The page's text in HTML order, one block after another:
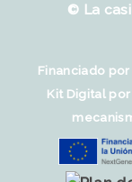
© La
Financiado
Kit Digital